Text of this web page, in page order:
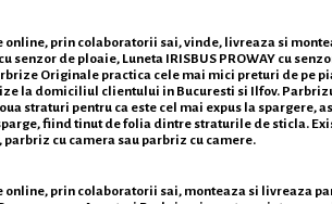
online, prin colaboratorii sai, vinde, livreaza si
senzor de ploaie, Luneta IRISBUS PROWAY cu
Originale practica cele mai mici preturi de
la domiciliul clientului in Bucuresti si Ilfov.
straturi pentru ca este cel mai expus la spargere,
fiind tinut de folia dintre straturile de sticla.
cu camera sau parbriz cu camere.
online, prin colaboratorii sai, monteaza si livreaza